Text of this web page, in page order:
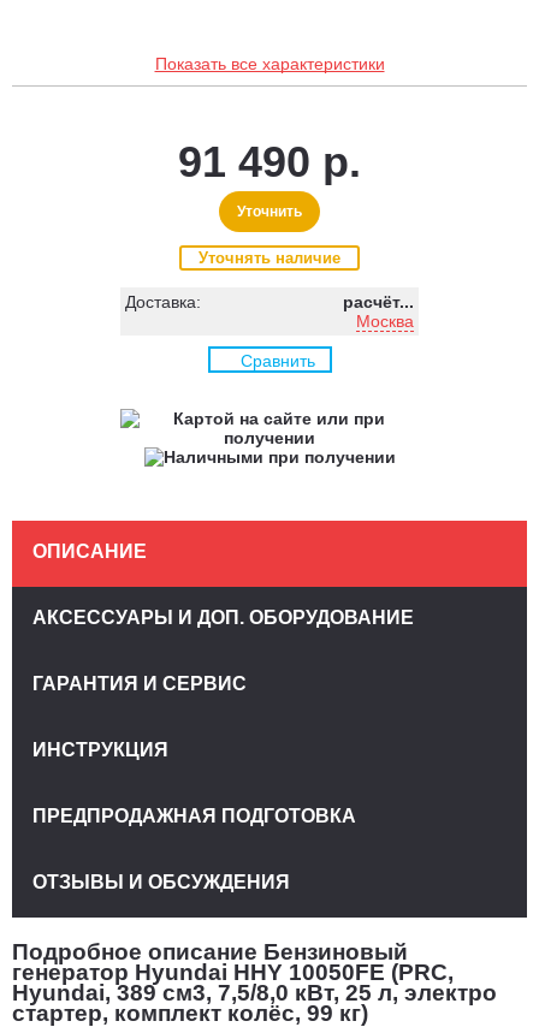
Показать все характеристики
91 490 р.
Уточнить
Уточнять наличие
Доставка:
расчёт...
Москва
Сравнить
Подробное описание Бензиновый
генератор Hyundai HHY 10050FE (PRC,
Hyundai, 389 см3, 7,5/8,0 кВт, 25 л, электро
стартер, комплект колёс, 99 кг)
ОПИСАНИЕ
АКСЕССУАРЫ И ДОП. ОБОРУДОВАНИЕ
ГАРАНТИЯ И СЕРВИС
ИНСТРУКЦИЯ
ПРЕДПРОДАЖНАЯ ПОДГОТОВКА
ОТЗЫВЫ И ОБСУЖДЕНИЯ